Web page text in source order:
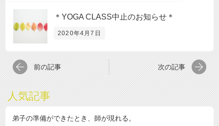
＊YOGA CLASS中止のお知らせ＊
2020年4月7日
前の記事 次の記事
人気記事
弟子の準備ができたとき、師が現れる。